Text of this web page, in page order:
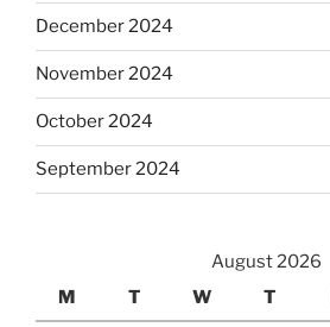
December 2024
November 2024
October 2024
September 2024
August 2026
M
T W T